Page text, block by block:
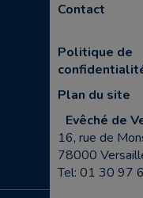
Contact
Politique de
Plan du site
Evêché de
16, rue de
78000
Tel: 01 30 97